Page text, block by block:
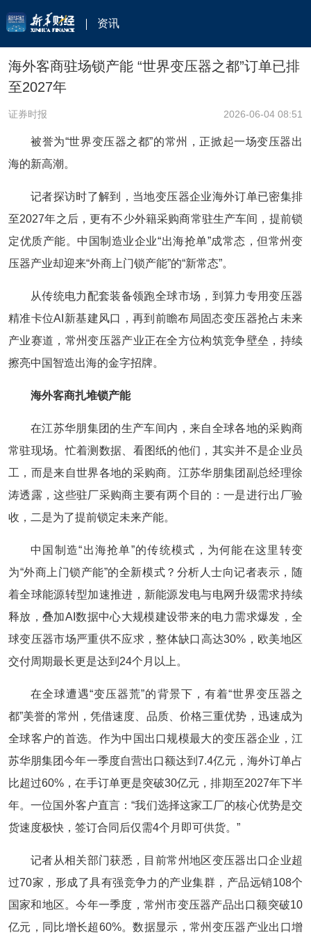
资讯
海外客商驻场锁产能 “世界变压器之都”订单已排
至2027年
证券时报 2026-06-04 08:51
被誉为“世界变压器之都”的常州，正掀起一场变压器出
海的新高潮。
记者探访时了解到，当地变压器企业海外订单已密集排
至2027年之后，更有不少外籍采购商常驻生产车间，提前锁
定优质产能。中国制造业企业“出海抢单”成常态，但常州变
压器产业却迎来“外商上门锁产能”的“新常态”。
从传统电力配套装备领跑全球市场，到算力专用变压器
精准卡位AI新基建风口，再到前瞻布局固态变压器抢占未来
产业赛道，常州变压器产业正在全方位构筑竞争壁垒，持续
擦亮中国智造出海的金字招牌。
海外客商扎堆锁产能
在江苏华朋集团的生产车间内，来自全球各地的采购商
常驻现场。忙着测数据、看图纸的他们，其实并不是企业员
工，而是来自世界各地的采购商。江苏华朋集团副总经理徐
涛透露，这些驻厂采购商主要有两个目的：一是进行出厂验
收，二是为了提前锁定未来产能。
中国制造“出海抢单”的传统模式，为何能在这里转变
为“外商上门锁产能”的全新模式？分析人士向记者表示，随
着全球能源转型加速推进，新能源发电与电网升级需求持续
释放，叠加AI数据中心大规模建设带来的电力需求爆发，全
球变压器市场严重供不应求，整体缺口高达30%，欧美地区
交付周期最长更是达到24个月以上。
在全球遭遇“变压器荒”的背景下，有着“世界变压器之
都”美誉的常州，凭借速度、品质、价格三重优势，迅速成为
全球客户的首选。作为中国出口规模最大的变压器企业，江
苏华朋集团今年一季度自营出口额达到7.4亿元，海外订单占
比超过60%，在手订单更是突破30亿元，排期至2027年下半
年。一位国外客户直言：“我们选择这家工厂的核心优势是交
货速度极快，签订合同后仅需4个月即可供货。”
记者从相关部门获悉，目前常州地区变压器出口企业超
过70家，形成了具有强竞争力的产业集群，产品远销108个
国家和地区。今年一季度，常州市变压器产品出口额突破10
亿元，同比增长超60%。数据显示，常州变压器产业出口增